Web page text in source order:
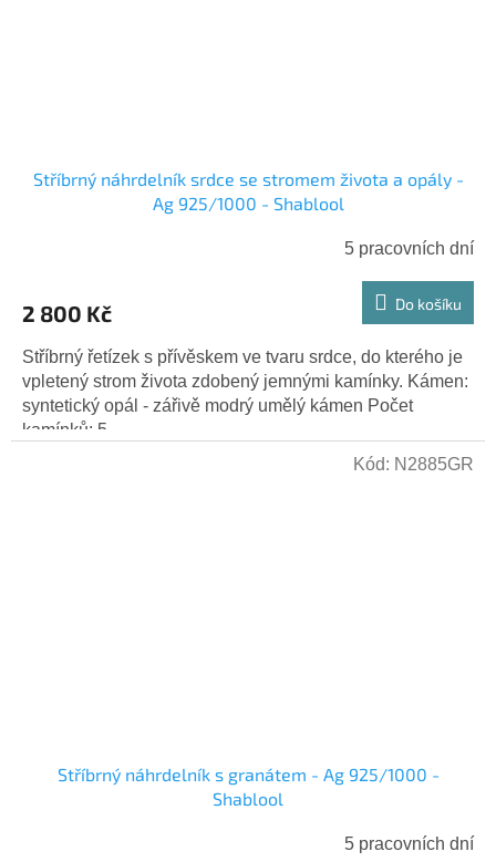
Stříbrný náhrdelník srdce se stromem života a opály -
Ag 925/1000 - Shablool
5 pracovních dní
2 800 Kč Do košíku
Stříbrný řetízek s přívěskem ve tvaru srdce, do kterého je
vpletený strom života zdobený jemnými kamínky. Kámen:
syntetický opál - zářivě modrý umělý kámen Počet
kamínků: 5...
Stříbrný náhrdelník s granátem - Ag 925/1000 -
Shablool
5 pracovních dní
Kód: N2885GR